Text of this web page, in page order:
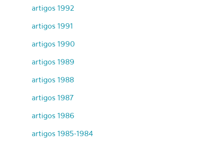
artigos 1992
artigos 1991
artigos 1990
artigos 1989
artigos 1988
artigos 1987
artigos 1986
artigos 1985-1984